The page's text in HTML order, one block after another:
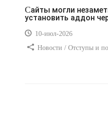
Сайты могли незаметно
установить аддон
10-июл-2026
Новости / Отступы и